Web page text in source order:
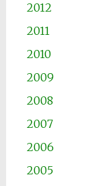
2012
2011
2010
2009
2008
2007
2006
2005